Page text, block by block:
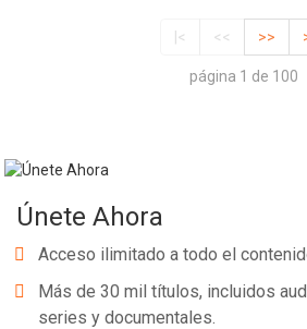
|< << >>
página 1 de 100
Únete Ahora
Acceso ilimitado a todo el
Más de 30 mil títulos, incluidos
series y documentales.